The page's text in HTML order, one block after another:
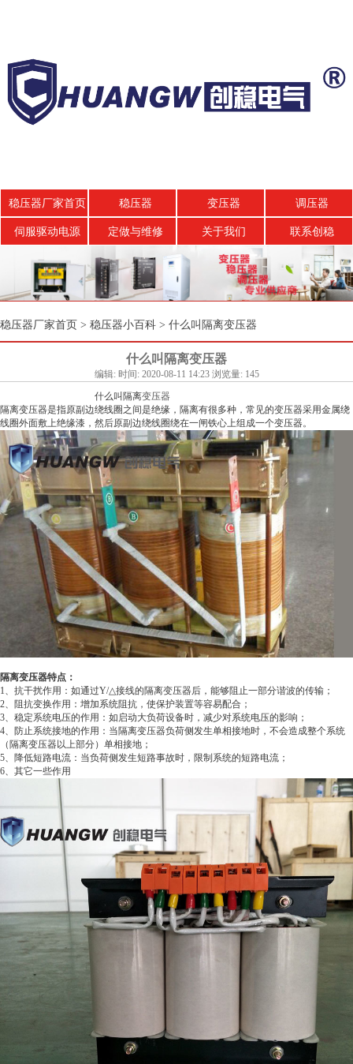
稳压器厂家首页 稳压器 变压器 调压器
伺服驱动电源 定做与维修 关于我们 联系创稳
稳压器厂家首页 > 稳压器小百科 > 什么叫隔离变压器
什么叫隔离变压器
编辑: 时间: 2020-08-11 14:23 浏览量: 145
什么叫隔离变压器
隔离变压器是指原副边绕线圈之间是绝缘，隔离有很多种，常见的变压器采用金属绕
线圈外面敷上绝缘漆，然后原副边绕线圈绕在一闸铁心上组成一个变压器。
隔离变压器特点：
1、抗干扰作用：如通过Y/△接线的隔离变压器后，能够阻止一部分谐波的传输；
2、阻抗变换作用：增加系统阻抗，使保护装置等容易配合；
3、稳定系统电压的作用：如启动大负荷设备时，减少对系统电压的影响；
4、防止系统接地的作用：当隔离变压器负荷侧发生单相接地时，不会造成整个系统
（隔离变压器以上部分）单相接地；
5、降低短路电流：当负荷侧发生短路事故时，限制系统的短路电流；
6、其它一些作用